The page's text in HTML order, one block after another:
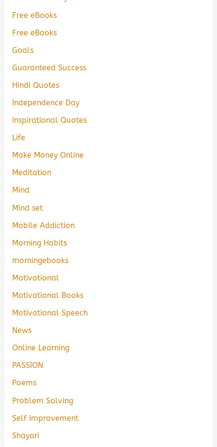
Free eBooks
Free eBooks
Goals
Guaranteed Success
Hindi Quotes
Independence Day
Inspirational Quotes
Life
Make Money Online
Meditation
Mind
Mind set
Mobile Addiction
Morning Habits
morningebooks
Motivational
Motivational Books
Motivational Speech
News
Online Learning
PASSION
Poems
Problem Solving
Self Improvement
Shayari